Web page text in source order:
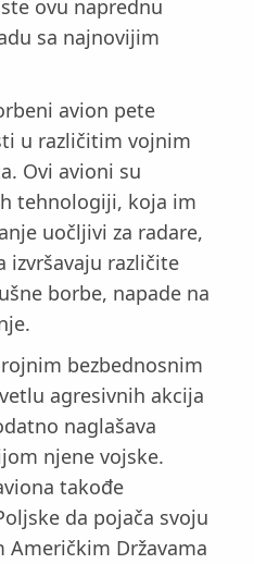
ovu naprednu
sa najnovijim
avion pete
u različitim vojnim
Ovi avioni su
tehnologiji, koja im
uočljivi za radare,
izvršavaju različite
borbe, napade na
bezbednosnim
agresivnih akcija
naglašava
njene vojske.
takođe
da pojača svoju
Američkim Državama